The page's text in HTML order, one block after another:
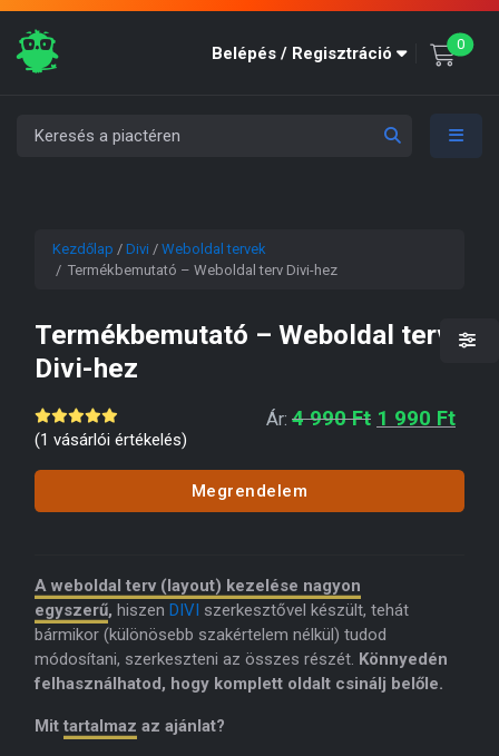
Belépés / Regisztráció 0
Kezdőlap / Divi / Weboldal tervek
/ Termékbemutató – Weboldal terv Divi-hez
Termékbemutató – Weboldal terv
Divi-hez
(1 vásárlói értékelés)
Ár: 4 990Ft Original
1 990 Ft
Megrendelem
A weboldal terv (layout) kezelése nagyon
egyszerű, hiszen DIVI szerkesztővel készült, tehát
bármikor (különösebb szakértelem nélkül) tudod
módosítani, szerkeszteni az összes részét. Könnyedén
felhasználhatod, hogy komplett oldalt csinálj belőle.
Mit tartalmaz az ajánlat?